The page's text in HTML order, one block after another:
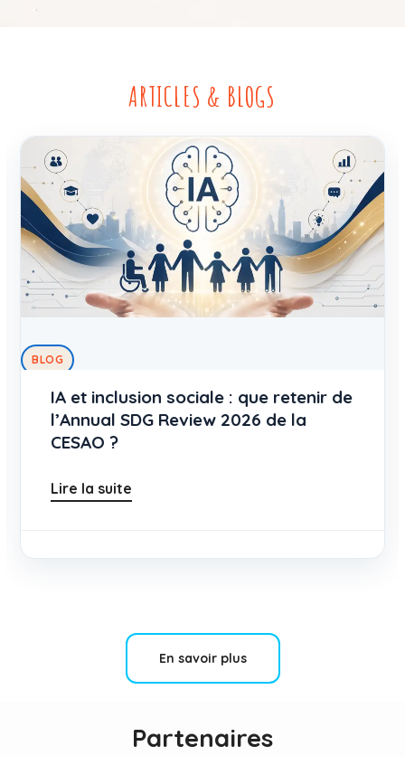
ARTICLES & BLOGS
BLOG
Au-delà du PIB : mesurer ce qui
compte vraiment
En savoir plus
Partenaires